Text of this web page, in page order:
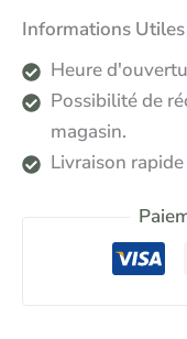
Informations Utiles
Heure
Possibilité de
magasin.
Livraison rapide